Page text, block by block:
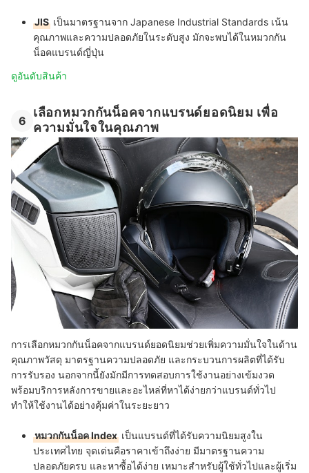
JIS เป็นมาตรฐานจาก Japanese Industrial Standards เน้น
คุณภาพและความปลอดภัยในระดับสูง มักจะพบได้ในหมวกกัน
น็อคแบรนด์ญี่ปุ่น
ดูอันดับสินค้า
6
เลือกหมวกกันน็อคจากแบรนด์ยอดนิยม เพื่อ
ความมั่นใจในคุณภาพ
การเลือกหมวกกันน็อคจากแบรนด์ยอดนิยมช่วยเพิ่มความมั่นใจในด้าน
คุณภาพวัสดุ มาตรฐานความปลอดภัย และกระบวนการผลิตที่ได้รับ
การรับรอง นอกจากนี้ยังมักมีการทดสอบการใช้งานอย่างเข้มงวด
พร้อมบริการหลังการขายและอะไหล่ที่หาได้ง่ายกว่าแบรนด์ทั่วไป
ทำให้ใช้งานได้อย่างคุ้มค่าในระยะยาว
หมวกกันน็อค Index เป็นแบรนด์ที่ได้รับความนิยมสูงใน
ประเทศไทย จุดเด่นคือราคาเข้าถึงง่าย มีมาตรฐานความ
ปลอดภัยครบ และหาซื้อได้ง่าย เหมาะสำหรับผู้ใช้ทั่วไปและผู้เริ่ม